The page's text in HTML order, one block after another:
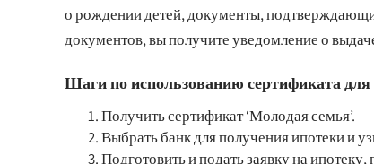
о рождении детей, документы,
документов, вы получите уведомление о
Шаги по использованию сертификата для
Получить сертификат ‘Молодая семья’.
Выбрать банк для получения ипотеки и
Подготовить и подать заявку на